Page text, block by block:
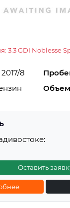
3.3 GDI Noblesse
2017/8
Оставить